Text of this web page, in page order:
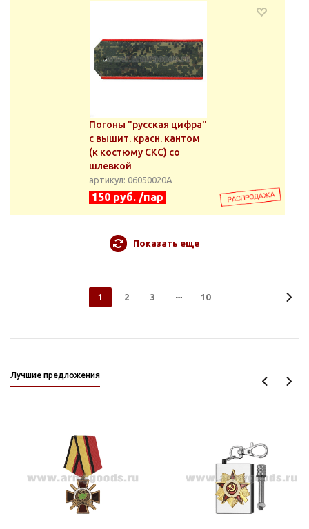
Погоны "русская цифра"
с вышит. красн. кантом
(к костюму СКС) со
шлевкой
артикул: 06050020А
150 руб. /пар
Показать еще
1 2 3 10
Лучшие предложения